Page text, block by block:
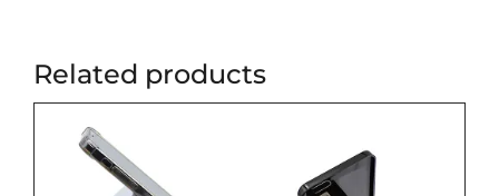
Related products